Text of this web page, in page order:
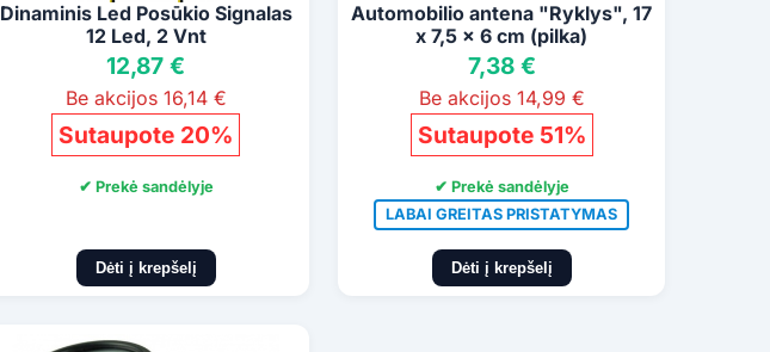
Dinaminis Led Posūkio Signalas
12 Led, 2 Vnt
12,87 €
Be akcijos 16,14 €
Sutaupote 20%
✔ Prekė sandėlyje
Dėti į krepšelį
Automobilio antena "Ryklys", 17
x 7,5 x 6 cm (pilka)
7,38 €
Be akcijos 14,99 €
Sutaupote 51%
✔ Prekė sandėlyje
LABAI GREITAS PRISTATYMAS
Dėti į krepšelį